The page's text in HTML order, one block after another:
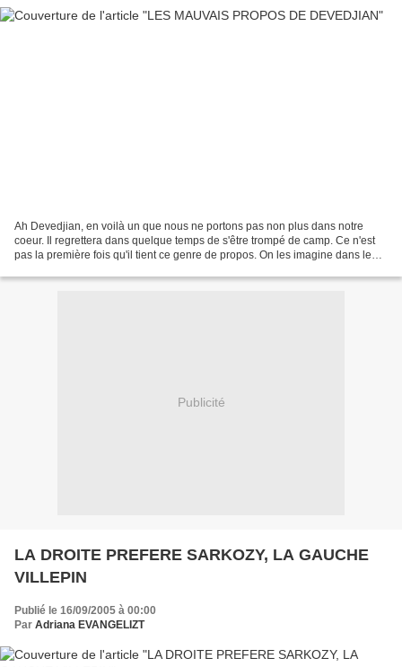
Ah Devedjian, en voilà un que nous ne portons pas non plus dans notre
coeur. Il regrettera dans quelque temps de s'être trompé de camp. Ce n'est
pas la première fois qu'il tient ce genre de propos. On les imagine dans le
Publicité
LA DROITE PREFERE SARKOZY, LA GAUCHE
VILLEPIN
Publié le 16/09/2005 à 00:00
Par Adriana EVANGELIZT